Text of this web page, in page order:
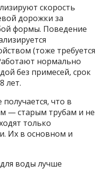
скорость
дорожки за
формы. Поведение
(тоже требуется
нормально
без примесей, срок
лет.
что в
— старым трубам и не
только
Их в основном и